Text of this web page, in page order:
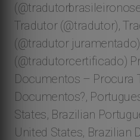
Tradutor (@tradutor),
(@tradutor
(@tradutorcertificado)
Documentos – Procura
Documentos?,
States, Brazilian
United States, Brazilian